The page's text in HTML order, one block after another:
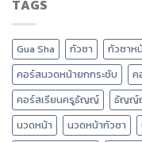
TAGS
Gua Sha กัวซา กัวซาห
คอร์สนวดหน้ายกกระชับ
ค
คอร์สเรียนครูธัญญ์
ธัญญ์
นวดหน้า
นวดหน้ากัวซา